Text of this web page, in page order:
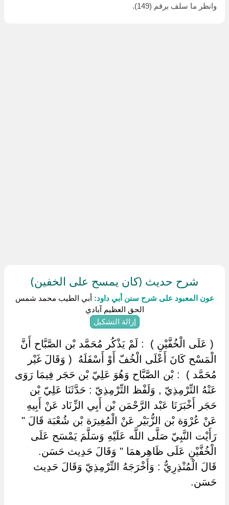
وانظر ما سلف برقم (149).
شرح حديث (كان يمسح على الخفين)
عون المعبود على شرح سنن أبي داود: أبي الطيب محمد شمس
الحق العظيم آبادي
إزالة التشكيل
‏ ‏( عَلَى الْخُفَّيْنِ ) ‏ ‏: لَمْ يَذْكُر مُحَمَّد بْن الصَّبَّاح أَنَّ
الْمَسْح كَانَ أَعْلَى الْخُفّ أَوْ أَسْفَلَهُ ‏ ‏( وَقَالَ غَيْر
مُحَمَّد ) ‏ ‏: بْن الصَّبَّاح وَهُوَ عَلِيّ بْن حَجَر فِيمَا رَوَى
عَنْهُ التِّرْمِذِيّ , وَلَفْظ التِّرْمِذِيّ : حَدَّثَنَا عَلِيّ بْن
حَجَر أَخْبَرَنَا عَبْد الرَّحْمَن بْن أَبِي الزِّنَاد عَنْ أَبِيهِ
عَنْ عُرْوَة بْن الزُّبَيْر عَنْ الْمُغِيرَة بْن شُعْبَة قَالَ "
رَأَيْت النَّبِيّ صَلَّى اللَّه عَلَيْهِ وَسَلَّمَ يَمْسَح عَلَى
الْخُفَّيْنِ عَلَى ظَاهِرهمَا " وَقَالَ حَدِيث حَسَن.
قَالَ الْمُنْذِرِيُّ : وَأَخْرَجَهُ التِّرْمِذِيّ وَقَالَ حَدِيث
حَسَن.